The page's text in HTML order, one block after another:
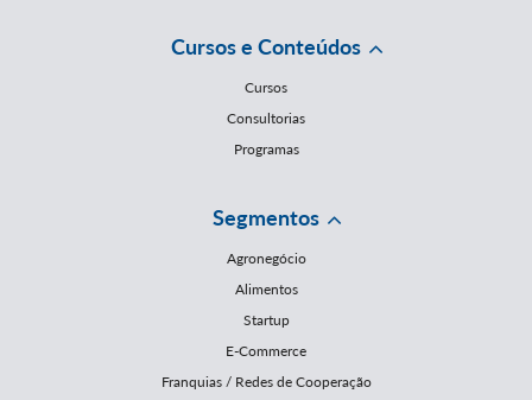
Cursos e Conteúdos
Cursos
Consultorias
Programas
Segmentos
Agronegócio
Alimentos
Startup
E-Commerce
Franquias / Redes de Cooperação